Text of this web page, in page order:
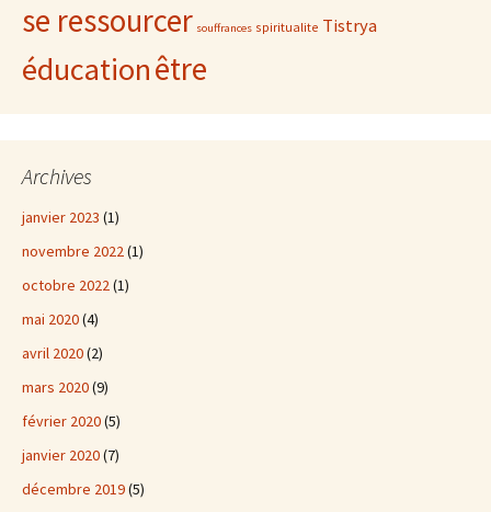
se ressourcer souffrances spiritualite Tistrya
éducationêtre
Archives
janvier 2023 (1)
novembre 2022(1)
octobre 2022(1)
mai 2020(4)
avril 2020(2)
mars 2020(9)
février 2020(5)
janvier 2020(7)
décembre 2019(5)